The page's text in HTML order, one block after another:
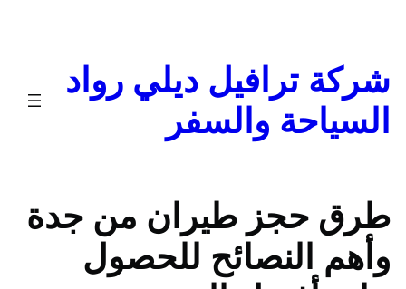
شركة ترافيل ديلي رواد
السياحة والسفر
طرق حجز طيران من جدة
وأهم النصائح للحصول